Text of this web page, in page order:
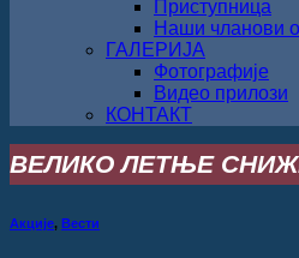
Приступница
Наши чланови
ГАЛЕРИЈА
Фотографије
Видео прилози
КОНТАКТ
ВЕЛИКО ЛЕТЊЕ
Акције, Вести